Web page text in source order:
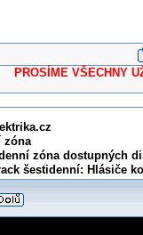
VŠECHNY
zóna
zóna dostupných
šestidenní: Hlásiče